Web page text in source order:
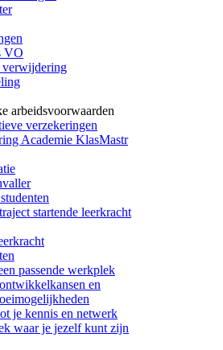
VO
verwijdering
arbeidsvoorwaarden
verzekeringen
Academie KlasMastr
startende leerkracht
passende werkplek
en
je kennis en netwerk
waar je jezelf kunt zijn